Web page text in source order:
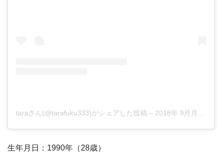
taraさん(@tarafuku333)がシェアした投稿 – 2018年 9月月1日午後4時46分PDT
生年月日：1990年（28歳）